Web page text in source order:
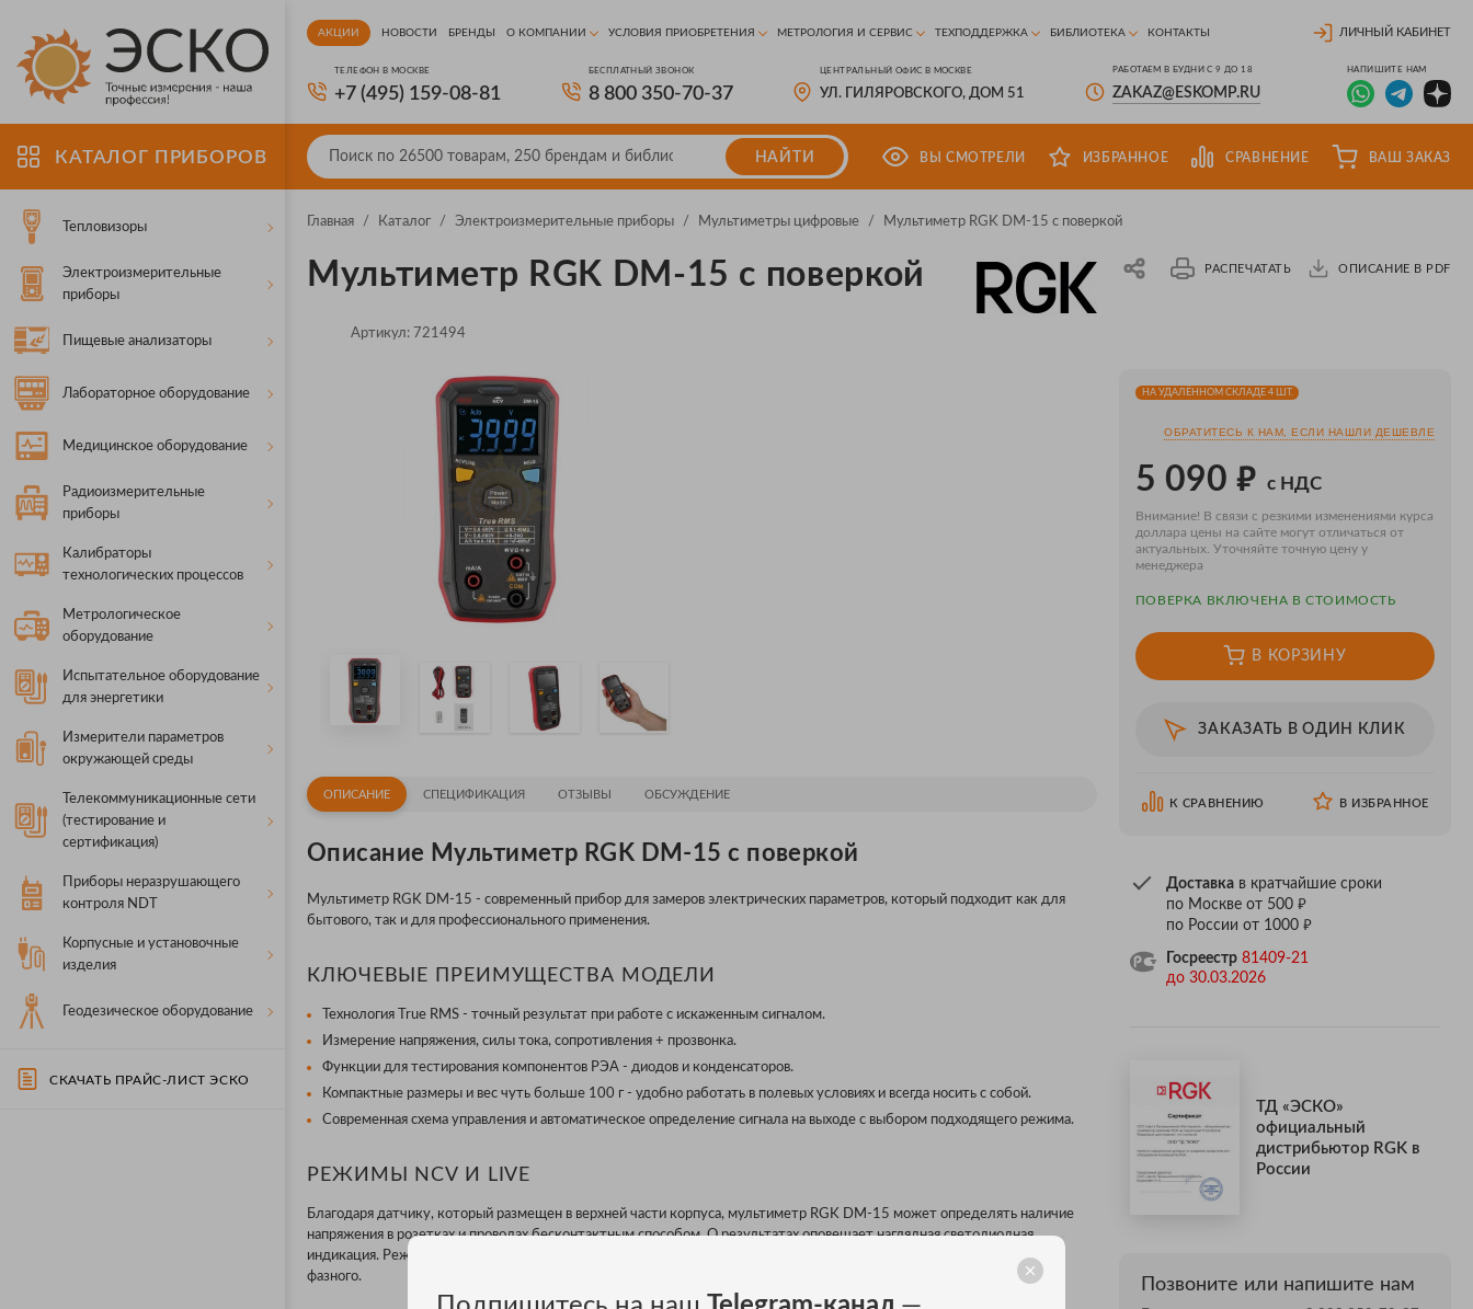
КАТАЛОГ ПРИБОРОВ
Тепловизоры
Электроизмерительные
приборы
Пищевые анализаторы
Лабораторное оборудование
Медицинское оборудование
Радиоизмерительные
приборы
Калибраторы
технологических процессов
Метрологическое
оборудование
Испытательное оборудование
для энергетики
Измерители параметров
окружающей среды
Телекоммуникационные сети
(тестирование и
сертификация)
Приборы неразрушающего
контроля NDT
Корпусные и установочные
изделия
Геодезическое оборудование
СКАЧАТЬ ПРАЙС-ЛИСТ ЭСКО
АКЦИИ НОВОСТИ БРЕНДЫ О КОМПАНИИ УСЛОВИЯ ПРИОБРЕТЕНИЯ МЕТРОЛОГИЯ И СЕРВИС ТЕХПОДДЕРЖКА БИБЛИОТЕКА КОНТАКТЫ ЛИЧНЫЙ КАБИНЕТ
ТЕЛЕФОН В МОСКВЕ
+7 (495) 159-08-81
БЕСПЛАТНЫЙ ЗВОНОК
8 800 350-70-37
ЦЕНТРАЛЬНЫЙ ОФИС В МОСКВЕ
УЛ. ГИЛЯРОВСКОГО, ДОМ 51
РАБОТАЕМ В БУДНИ С 9 ДО 18
ZAKAZ@ESKOMP.RU
НАПИШИТЕ НАМ
НАЙТИ ВЫ СМОТРЕЛИ ИЗБРАННОЕ СРАВНЕНИЕ ВАШ ЗАКАЗ
Главная / Каталог / Электроизмерительные приборы / Мультиметры цифровые / Мультиметр RGK DM-15 с поверкой
Мультиметр RGK DM-15 с поверкой РАСПЕЧАТАТЬ ОПИСАНИЕ В PDF
Артикул: 721494
ОПИСАНИЕ СПЕЦИФИКАЦИЯ ОТЗЫВЫ ОБСУЖДЕНИЕ
Описание Мультиметр RGK DM-15 с поверкой
Мультиметр RGK DM-15 - современный прибор для замеров электрических параметров, который подходит как для
бытового, так и для профессионального применения.
КЛЮЧЕВЫЕ ПРЕИМУЩЕСТВА МОДЕЛИ
Технология True RMS - точный результат при работе с искаженным сигналом.
Измерение напряжения, силы тока, сопротивления + прозвонка.
Функции для тестирования компонентов РЭА - диодов и конденсаторов.
Компактные размеры и вес чуть больше 100 г - удобно работать в полевых условиях и всегда носить с собой.
Современная схема управления и автоматическое определение сигнала на выходе с выбором подходящего режима.
РЕЖИМЫ NCV И LIVE
Благодаря датчику, который размещен в верхней части корпуса, мультиметр RGK DM-15 может определять наличие
напряжения в розетках и проводах бесконтактным способом. О результатах оповещает наглядная светодиодная
индикация. Режим LIVE (искатель фазы) используется с щупами и позволяет быстро отличить нулевой проводник от
фазного.
НА УДАЛЁННОМ СКЛАДЕ 4 ШТ.
ОБРАТИТЕСЬ К НАМ, ЕСЛИ НАШЛИ ДЕШЕВЛЕ
5 090 ₽ с НДС
Внимание! В связи с резкими изменениями курса
доллара цены на сайте могут отличаться от
актуальных. Уточняйте точную цену у
менеджера
ПОВЕРКA ВКЛЮЧЕНА В СТОИМОСТЬ
В КОРЗИНУ
ЗАКАЗАТЬ В ОДИН КЛИК
К СРАВНЕНИЮ В ИЗБРАННОЕ
Доставкав кратчайшие сроки
по Москве от 500 ₽
по России от 1000 ₽
Госреестр 81409-21
до 30.03.2026
ТД «ЭСКО»
официальный
дистрибьютор RGK в
России
Позвоните или напишите нам